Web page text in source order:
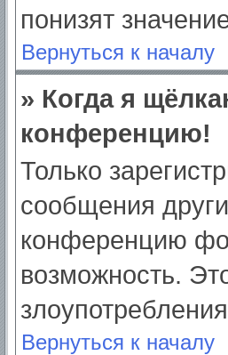
понизят
Вернуться к началу
» Когда я
конференцию!
Только
сообщения
конференцию
возможность.
Вернуться к началу